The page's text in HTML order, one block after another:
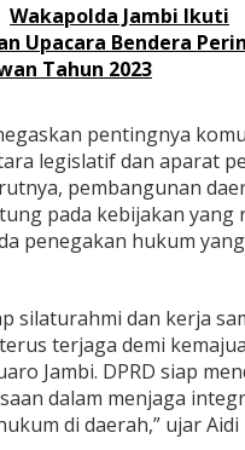
a
h
a
e
n
g
u
a
e
n
g
a
w
a
Wakapolda Jambi Ikuti
Upacara Bendera
Tahun 2023
pentingnya
legislatif dan aparat
pembangunan
pada kebijakan yang
penegakan hukum yang
silaturahmi dan kerja
terjaga demi
Jambi. DPRD siap
dalam menjaga
di daerah,” ujar Aidi